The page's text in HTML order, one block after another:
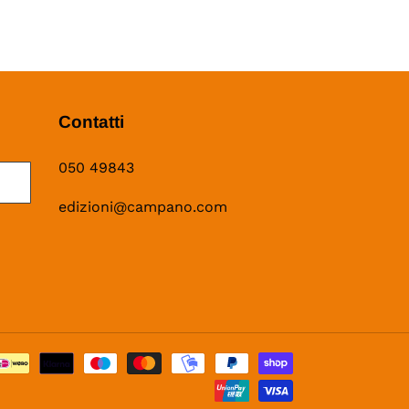
Contatti
050 49843
edizioni@campano.com
di
pagamento